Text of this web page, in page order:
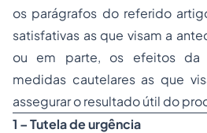
os parágrafos do referido
satisfativas as que visam a
ou em parte, os efeitos da
medidas cautelares as que
assegurar o resultado útil do
1 – Tutela de urgência